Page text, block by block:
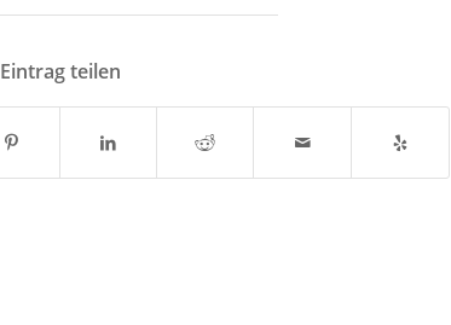
Eintrag teilen